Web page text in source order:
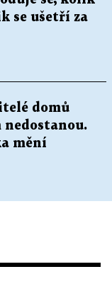
se ušetří za
domů
nedostanou.
mění